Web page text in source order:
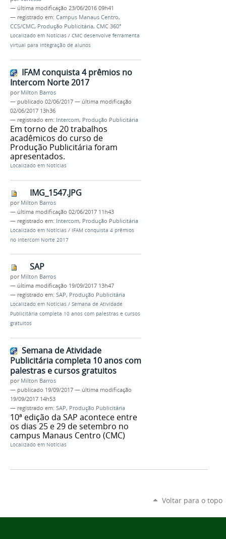
— última modificação 23/06/2016 09h41
— registrado em: Campus Manaus Centro,
CCS/CMC, Produção Publicitária, CMC 360°
Localizado em Notícias / CMC desenvolve ferramenta
virtual para integração de alunos
IFAM conquista 4 prêmios no
Intercom Norte 2017
por Milton Barros
— publicado 02/06/2017 — última modificação
02/06/2017 13h36
— registrado em: Intercom, Produção Publicitária
Em torno de 20 trabalhos
acadêmicos do curso de
Produção Publicitária foram
apresentados.
Localizado em Notícias
IMG_1547.JPG
por Milton Barros
— última modificação 02/06/2017 11h43
— registrado em: Intercom, Produção Publicitária
Localizado em Notícias / IFAM conquista 4 prêmios
no Intercom Norte 2017
SAP
por Milton Barros
— última modificação 19/09/2017 13h47
— registrado em: SAP, Produção Publicitária
Localizado em Notícias / Semana de Atividade
Publicitária completa 10 anos com palestras e cursos
gratuitos
Semana de Atividade
Publicitária completa 10 anos com
palestras e cursos gratuitos
por Milton Barros
— publicado 19/09/2017 — última modificação
19/09/2017 14h53
— registrado em: SAP, Produção Publicitária
10ª edição da SAP acontece entre
os dias 25 e 29 de setembro no
campus Manaus Centro (CMC)
Localizado em Notícias
Voltar para o topo